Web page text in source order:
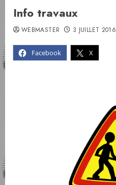
Info travaux
Facebook X
WEBMASTER 3 JUILLET 2016